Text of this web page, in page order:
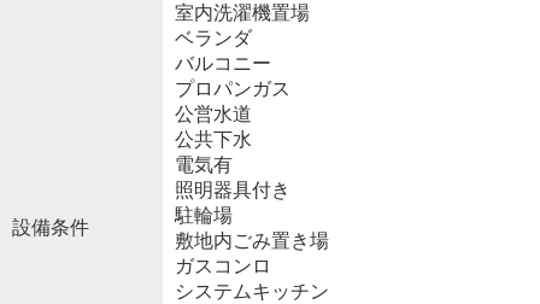
設備条件
室内洗濯機置場
ベランダ
バルコニー
プロパンガス
公営水道
公共下水
電気有
照明器具付き
駐輪場
敷地内ごみ置き場
ガスコンロ
システムキッチン